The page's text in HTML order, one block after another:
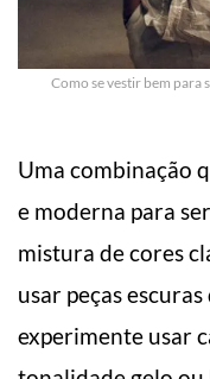
Como se vestir bem para
Uma combinação
e moderna para
mistura de cores
usar peças
experimente usar